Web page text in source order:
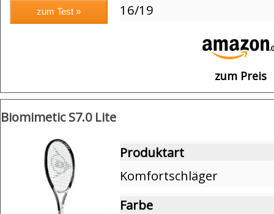
16/19
zum Preis
Biomimetic S7.0 Lite
Produktart
Komfortschläger
Farbe